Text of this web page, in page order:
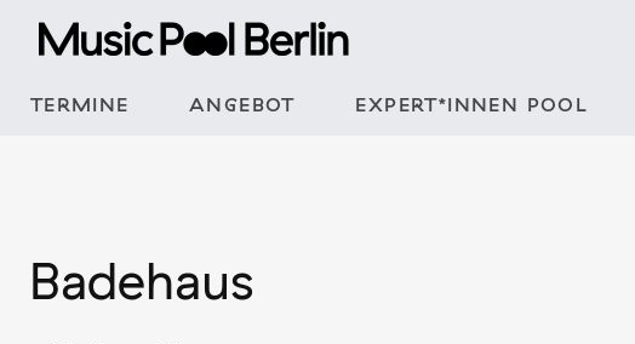
Inhalt
TERMINE ANGEBOT EXPERT*INNEN POOL
Badehaus